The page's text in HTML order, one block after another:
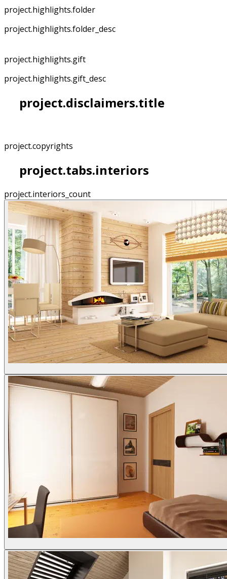
project.highlights.folder
project.highlights.folder_desc
project.highlights.gift
project.highlights.gift_desc
project.disclaimers.title
project.copyrights
project.tabs.interiors
project.interiors_count